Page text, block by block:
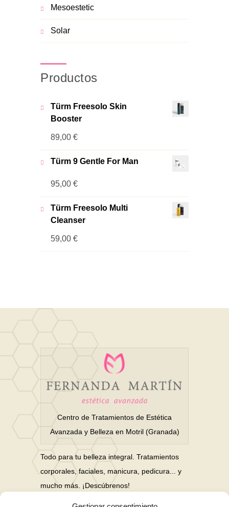
Mesoestetic
Solar
Productos
Türm Freesolo Skin
Booster
89,00 €
Türm 9 Gentle For Man
95,00 €
Türm Freesolo Multi
Cleanser
59,00 €
Centro de Tratamientos de Estética
Avanzada y Belleza en Motril (Granada)
Todo para tu belleza integral. Tratamientos
corporales, faciales, manicura, pedicura... y
mucho más. ¡Descúbrenos!